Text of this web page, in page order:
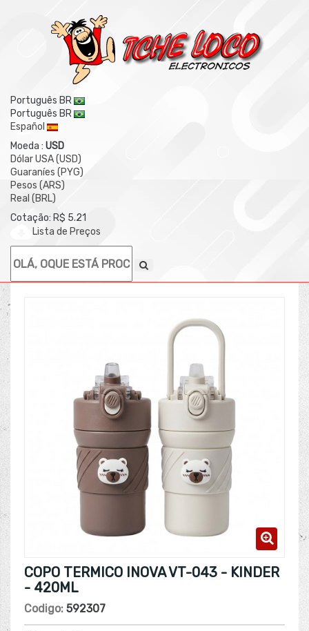
Português BR
Português BR
Español
Moeda : USD
Dólar USA (USD)
Guaraníes (PYG)
Pesos (ARS)
Real (BRL)
Cotação: R$ 5.21
Lista de Preços
COPO TERMICO INOVA VT-043 - KINDER
- 420ML
Codigo: 592307